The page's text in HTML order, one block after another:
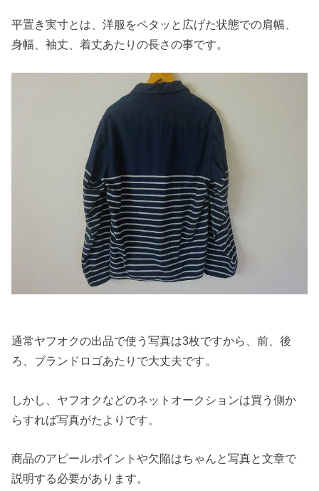
平置き実寸とは、洋服をペタッと広げた状態での肩幅、
身幅、袖丈、着丈あたりの長さの事です。
通常ヤフオクの出品で使う写真は3枚ですから、前、後
ろ、ブランドロゴあたりで大丈夫です。
しかし、ヤフオクなどのネットオークションは買う側か
らすれば写真がたよりです。
商品のアピールポイントや欠陥はちゃんと写真と文章で
説明する必要があります。